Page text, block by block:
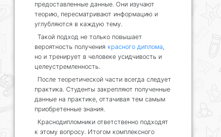
предоставленные данные. Они изучают
теорию, пересматривают информацию и
углубляются в каждую тему.
Такой подход не только повышает
вероятность получения красного диплома,
но и тренирует в человеке усидчивость и
целеустремленность.
После теоретической части всегда следует
практика. Студенты закрепляют полученные
данные на практике, оттачивая тем самым
приобретенные знания.
Краснодипломники ответственно подходят
к этому вопросу. Итогом комплексного